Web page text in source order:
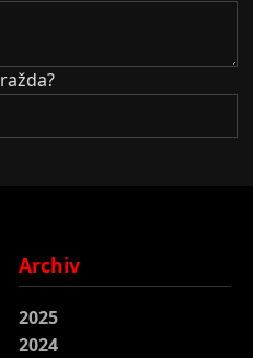
Archiv
2025
2024